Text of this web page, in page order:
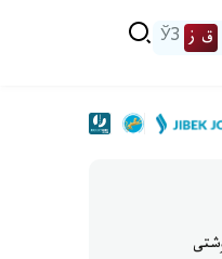
ق ز ЎЗ